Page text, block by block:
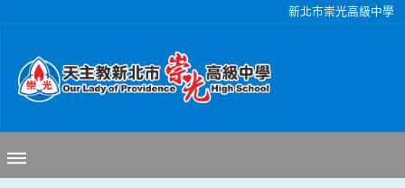
新北市崇光高級中學